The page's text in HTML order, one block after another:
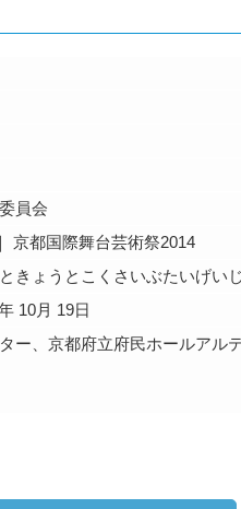
員会
京都国際舞台芸術祭2014
きょうとこくさいぶたいげい
10月 19日
ー、京都府立府民ホールアル